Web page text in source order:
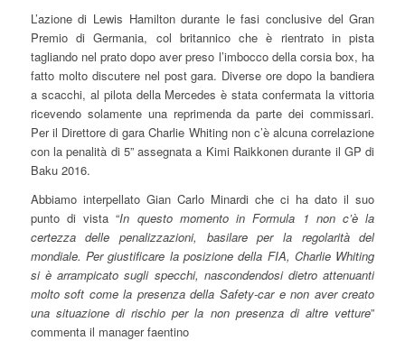
L’azione di Lewis Hamilton durante le fasi conclusive del Gran
Premio di Germania, col britannico che è rientrato in pista
tagliando nel prato dopo aver preso l’imbocco della corsia box, ha
fatto molto discutere nel post gara. Diverse ore dopo la bandiera
a scacchi, al pilota della Mercedes è stata confermata la vittoria
ricevendo solamente una reprimenda da parte dei commissari.
Per il Direttore di gara Charlie Whiting non c’è alcuna correlazione
con la penalità di 5” assegnata a Kimi Raikkonen durante il GP di
Baku 2016.
Abbiamo interpellato Gian Carlo Minardi che ci ha dato il suo
punto di vista “In questo momento in Formula 1 non c’è la
certezza delle penalizzazioni, basilare per la regolarità del
mondiale. Per giustificare la posizione della FIA, Charlie Whiting
si è arrampicato sugli specchi, nascondendosi dietro attenuanti
molto soft come la presenza della Safety-car e non aver creato
una situazione di rischio per la non presenza di altre vetture”
commenta il manager faentino